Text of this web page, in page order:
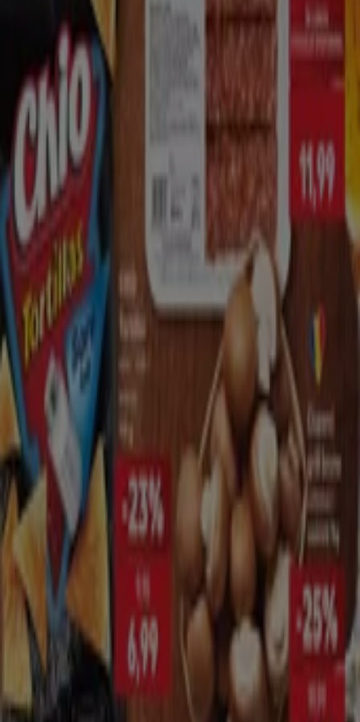
Bulevardul Tomis, Nr.437, Constanța
7.8 km
Închis
Kaufland
Str. Constanţei, nr. 26, Năvodari
17.8 km
Închis
Cataloage Kaufland din Constanța
Kaufland
Cele mai bune chilipiruri ale noastre
Expiră pe 11.08
-2 zile
Kaufland
Catalog Kaufland
Expiră pe 11.08 17.8 km - Constanța